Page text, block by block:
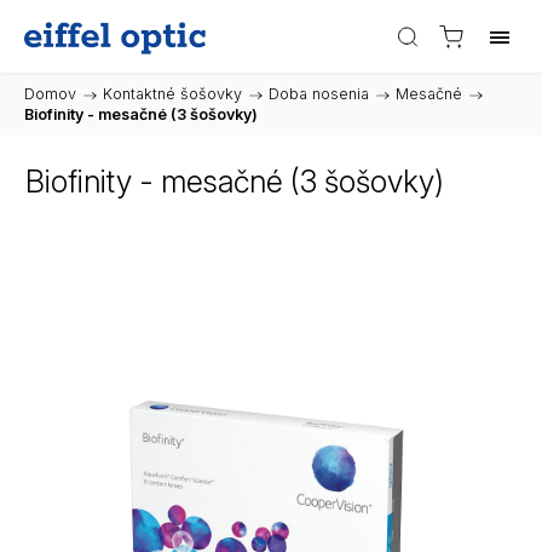
Domov / Kontaktné šošovky / Doba nosenia / Mesačné /
Biofinity - mesačné (3 šošovky)
Biofinity - mesačné (3 šošovky)